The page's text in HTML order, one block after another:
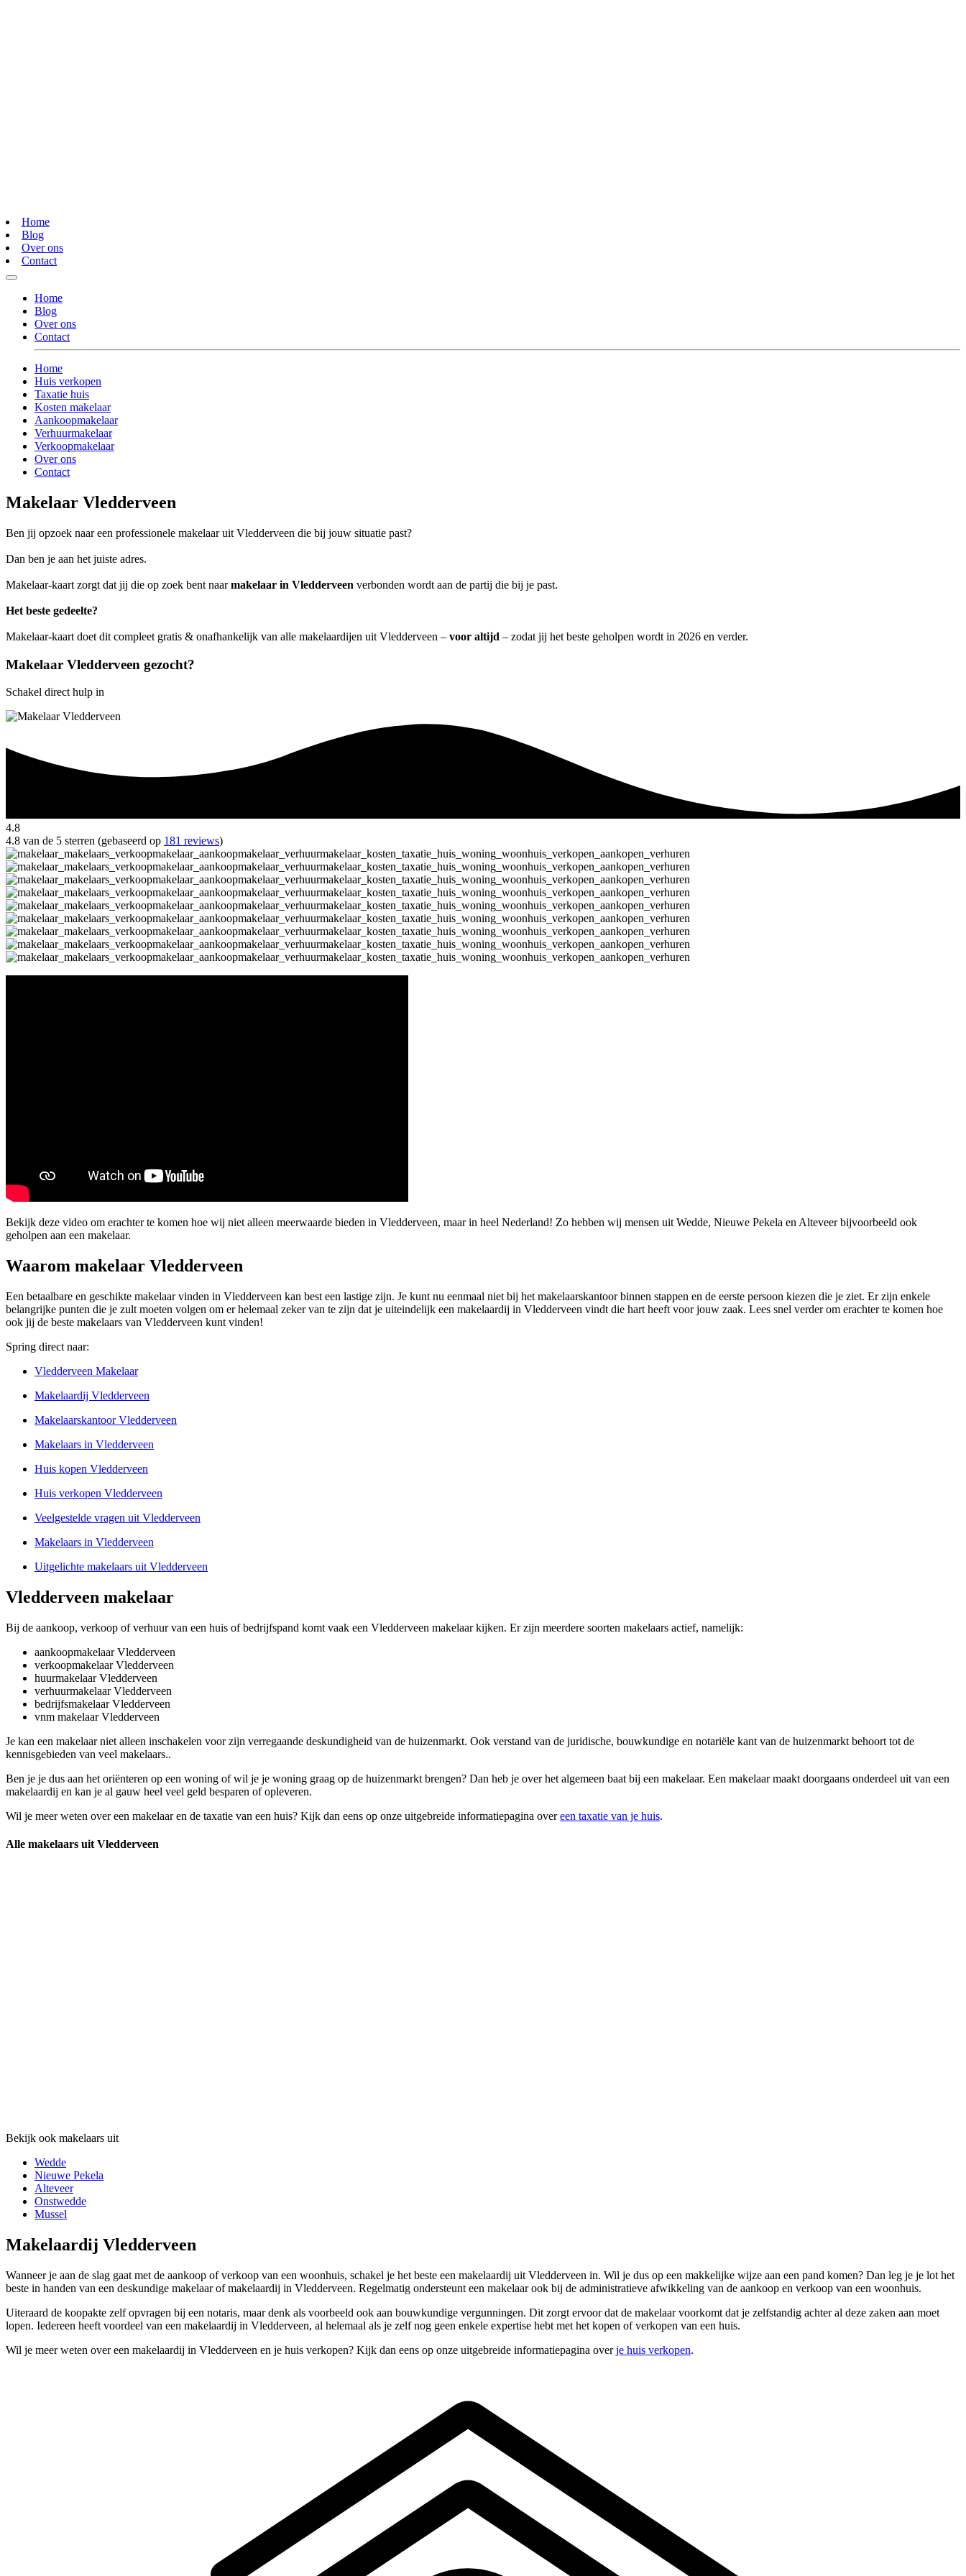
Home
Blog
Over ons
Contact
Home
Blog
Over ons
Contact
Home
Huis verkopen
Taxatie huis
Kosten makelaar
Aankoopmakelaar
Verhuurmakelaar
Verkoopmakelaar
Over ons
Contact
Makelaar Vledderveen
Ben jij opzoek naar een professionele makelaar uit Vledderveen die bij jouw situatie past?
Dan ben je aan het juiste adres.
Makelaar-kaart zorgt dat jij die op zoek bent naarmakelaar in Vledderveen verbonden wordt aan de partij die bij je past.
Het beste gedeelte?
Makelaar-kaart doet dit compleet gratis & onafhankelijk van alle makelaardijen uit Vledderveen – voor altijd – zodat jij het beste geholpen wordt in 2026 en verder.
Makelaar Vledderveen gezocht?
Schakel direct hulp in
4.8
4.8 van de 5 sterren (gebaseerd op 181 reviews)
Bekijk deze video om erachter te komen hoe wij niet alleen meerwaarde bieden in Vledderveen, maar in heel Nederland! Zo hebben wij mensen uit Wedde, Nieuwe Pekela en Alteveer bijvoorbeeld ook
geholpen aan een makelaar.
Waarom makelaar Vledderveen
Een betaalbare en geschikte makelaar vinden in Vledderveen kan best een lastige zijn. Je kunt nu eenmaal niet bij het makelaarskantoor binnen stappen en de eerste persoon kiezen die je ziet. Er zijn enkele
belangrijke punten die je zult moeten volgen om er helemaal zeker van te zijn dat je uiteindelijk een makelaardij in Vledderveen vindt die hart heeft voor jouw zaak. Lees snel verder om erachter te komen hoe
ook jij de beste makelaars van Vledderveen kunt vinden!
Spring direct naar:
Vledderveen Makelaar
Makelaardij Vledderveen
Makelaarskantoor Vledderveen
Makelaars in Vledderveen
Huis kopen Vledderveen
Huis verkopen Vledderveen
Veelgestelde vragen uit Vledderveen
Makelaars in Vledderveen
Uitgelichte makelaars uit Vledderveen
Vledderveen makelaar
Bij de aankoop, verkoop of verhuur van een huis of bedrijfspand komt vaak een Vledderveen makelaar kijken. Er zijn meerdere soorten makelaars actief, namelijk:
aankoopmakelaar Vledderveen
verkoopmakelaar Vledderveen
huurmakelaar Vledderveen
verhuurmakelaar Vledderveen
bedrijfsmakelaar Vledderveen
vnm makelaar Vledderveen
Je kan een makelaar niet alleen inschakelen voor zijn verregaande deskundigheid van de huizenmarkt. Ook verstand van de juridische, bouwkundige en notariële kant van de huizenmarkt behoort tot de
kennisgebieden van veel makelaars..
Ben je je dus aan het oriënteren op een woning of wil je je woning graag op de huizenmarkt brengen? Dan heb je over het algemeen baat bij een makelaar. Een makelaar maakt doorgaans onderdeel uit van een
makelaardij en kan je al gauw heel veel geld besparen of opleveren.
Wil je meer weten over een makelaar en de taxatie van een huis? Kijk dan eens op onze uitgebreide informatiepagina overeen taxatie van je huis.
Alle makelaars uit Vledderveen
Bekijk ook makelaars uit
Wedde
Nieuwe Pekela
Alteveer
Onstwedde
Mussel
Makelaardij Vledderveen
Wanneer je aan de slag gaat met de aankoop of verkoop van een woonhuis, schakel je het beste een makelaardij uit Vledderveen in. Wil je dus op een makkelijke wijze aan een pand komen? Dan leg je je lot het
beste in handen van een deskundige makelaar of makelaardij in Vledderveen. Regelmatig ondersteunt een makelaar ook bij de administratieve afwikkeling van de aankoop en verkoop van een woonhuis.
Uiteraard de koopakte zelf opvragen bij een notaris, maar denk als voorbeeld ook aan bouwkundige vergunningen. Dit zorgt ervoor dat de makelaar voorkomt dat je zelfstandig achter al deze zaken aan moet
lopen. Iedereen heeft voordeel van een makelaardij in Vledderveen, al helemaal als je zelf nog geen enkele expertise hebt met het kopen of verkopen van een huis.
Wil je meer weten over een makelaardij in Vledderveen en je huis verkopen? Kijk dan eens op onze uitgebreide informatiepagina overje huis verkopen.